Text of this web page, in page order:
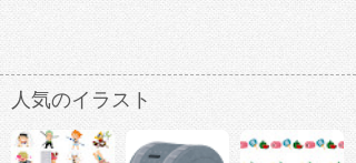
人気のイラスト